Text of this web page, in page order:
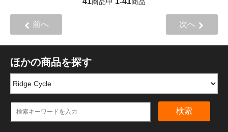
商品中 - 商品
前へ 次へ
ほかの商品を探す
検索